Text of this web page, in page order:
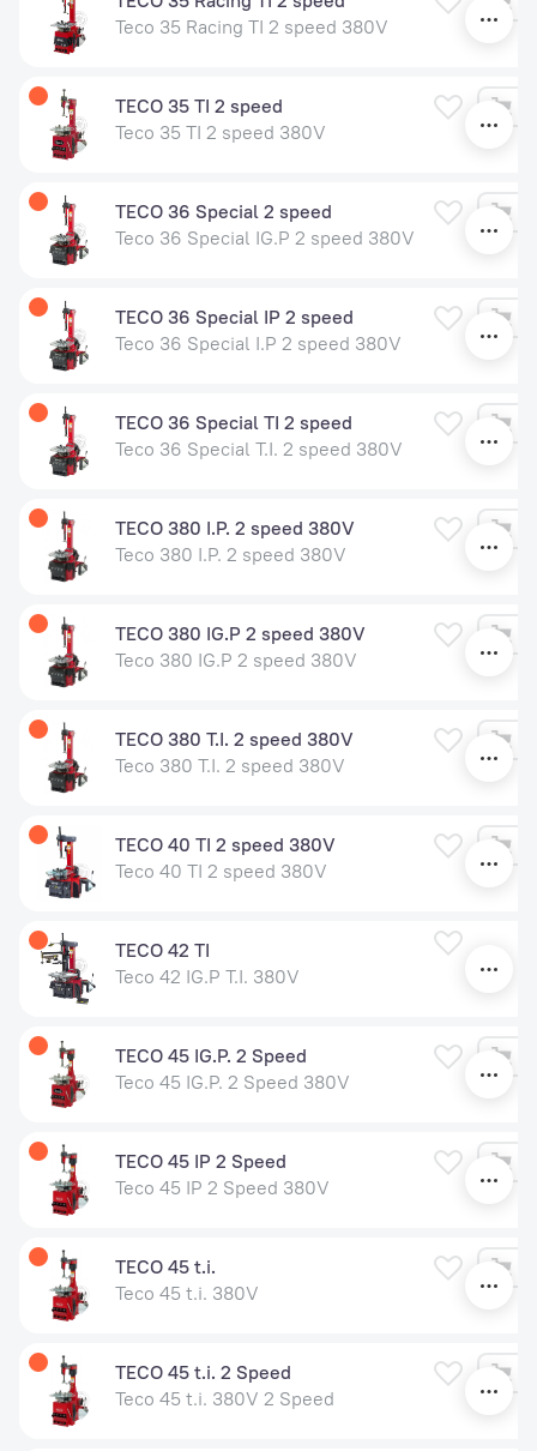
Teco 35 Racing TI 2 speed 380V
TECO 35 TI 2 speed
Teco 35 TI 2 speed 380V
TECO 36 Special 2 speed
Teco 36 Special IG.P 2 speed 380V
TECO 36 Special IP 2 speed
Teco 36 Special I.P 2 speed 380V
TECO 36 Special TI 2 speed
Teco 36 Special T.I. 2 speed 380V
TECO 380 I.P. 2 speed 380V
Teco 380 I.P. 2 speed 380V
TECO 380 IG.P 2 speed 380V
Teco 380 IG.P 2 speed 380V
TECO 380 T.I. 2 speed 380V
Teco 380 T.I. 2 speed 380V
TECO 40 TI 2 speed 380V
Teco 40 TI 2 speed 380V
TECO 42 TI
Teco 42 IG.P T.I. 380V
TECO 45 IG.P. 2 Speed
Teco 45 IG.P. 2 Speed 380V
TECO 45 IP 2 Speed
Teco 45 IP 2 Speed 380V
TECO 45 t.i.
Teco 45 t.i. 380V
TECO 45 t.i. 2 Speed
Teco 45 t.i. 380V 2 Speed